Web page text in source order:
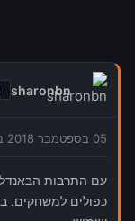
sharonbn
05 בספטמבר 2018 בשעה 08:48
עם התרבות
כפולים למשחקים.